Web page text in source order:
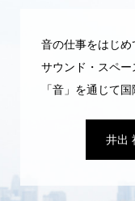
音の仕事をはじめ
サウンド・スペー
「音」を通じて
井出